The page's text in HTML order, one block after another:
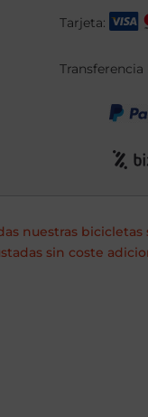
Tarjeta:
Transferencia
nuestras
sin coste